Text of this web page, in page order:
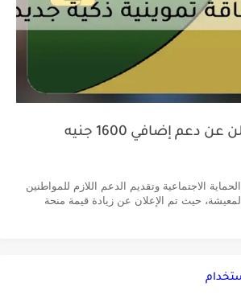
وزارة التموين تعلن عن دعم إضافي 1600 جنيه
الاجتماعية وتقديم الدعم اللازم للمواطنين
حيث تم الإعلان عن زيادة قيمة منحة